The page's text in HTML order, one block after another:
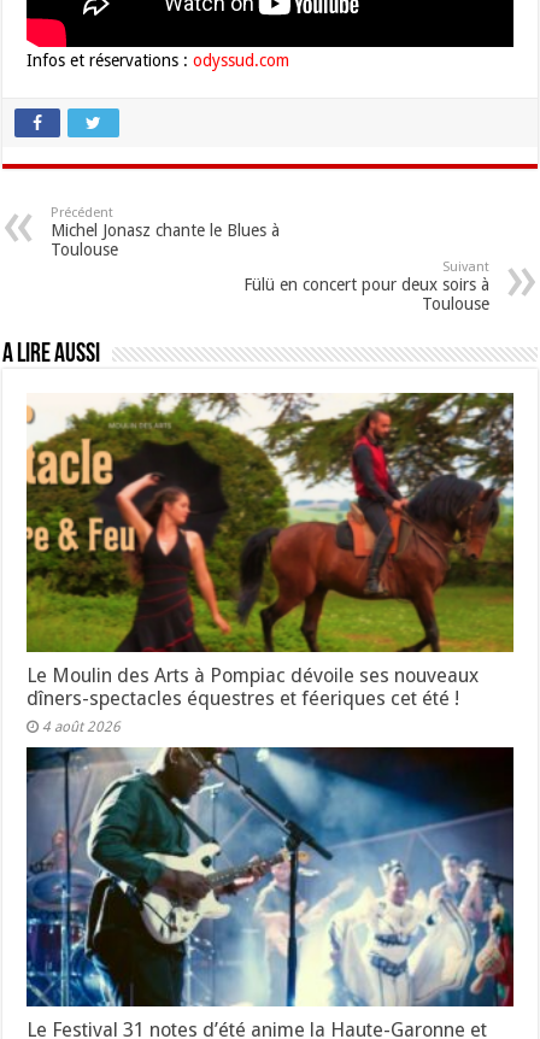
Infos et réservations :odyssud.com
Précédent
Michel Jonasz chante le Blues à
Toulouse
Suivant
Fülü en concert pour deux soirs à
Toulouse
A lire aussi
Le Moulin des Arts à Pompiac dévoile ses nouveaux
dîners-spectacles équestres et féeriques cet été !
4 août 2026
Le Festival 31 notes d’été anime la Haute-Garonne et